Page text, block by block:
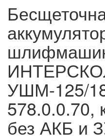
УШМ-125/
578.0.0.70,
без АКБ и